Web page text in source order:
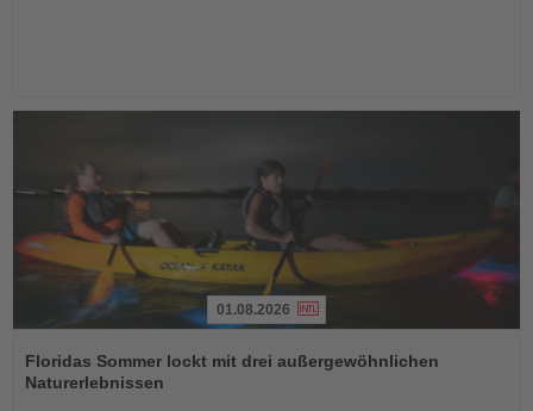
Sie
die
01.08.2026
Floridas Sommer lockt mit drei außergewöhnlichen
Naturerlebnissen